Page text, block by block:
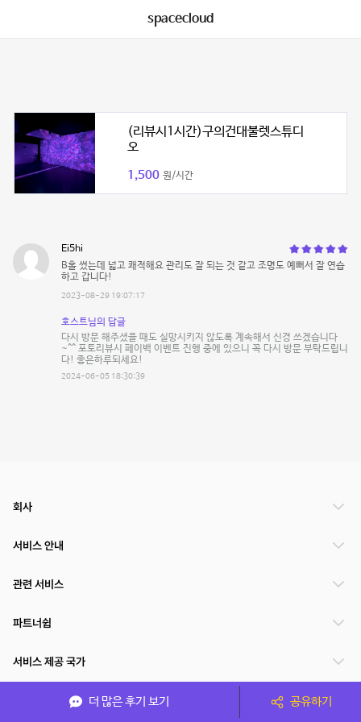
spacecloud
(리뷰시1시간)구의건대불렛스튜디
오
1,500 원/시간
Ei5hi
B홀 썼는데 넓고 쾌적해요 관리도 잘 되는 것 같고 조명도 예뻐서 잘 연습
하고 갑니다!
2023-08-29 19:07:17
호스트님의 답글
다시 방문 해주셨을 때도 실망시키지 않도록 계속해서 신경 쓰겠습니다
~^^ 포토리뷰시 페이백 이벤트 진행 중에 있으니 꼭 다시 방문 부탁드립니
다! 좋은하루되세요!
2024-06-05 18:30:39
더 많은 후기 보기 공유하기
회사
서비스 안내
관련 서비스
파트너쉽
서비스 제공 국가